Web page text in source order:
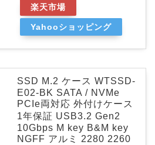
楽天市場
Yahooショッピング
SSD M.2 ケース WTSSD-
E02-BK SATA / NVMe
PCIe両対応 外付けケース
1年保証 USB3.2 Gen2
10Gbps M key B&M key
NGFF アルミ 2280 2260